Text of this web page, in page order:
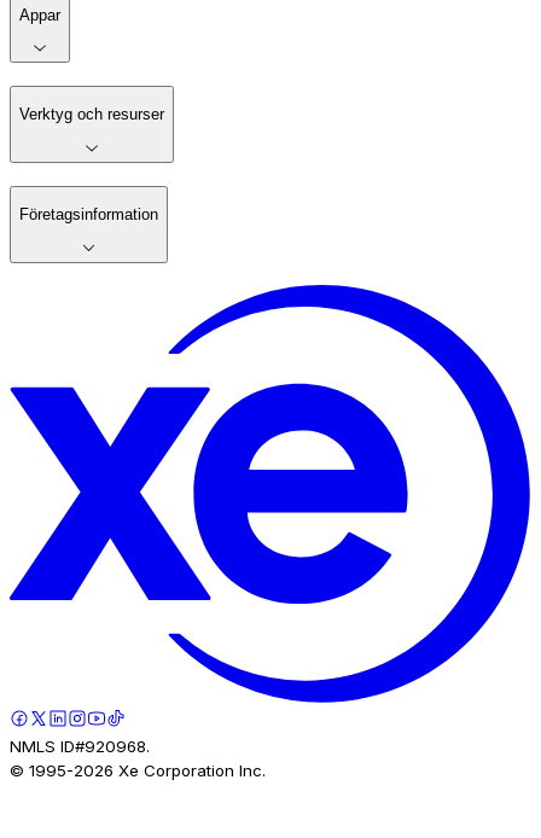
Appar
Verktyg och resurser
Företagsinformation
NMLS ID#920968.
© 1995-2026 Xe Corporation Inc.